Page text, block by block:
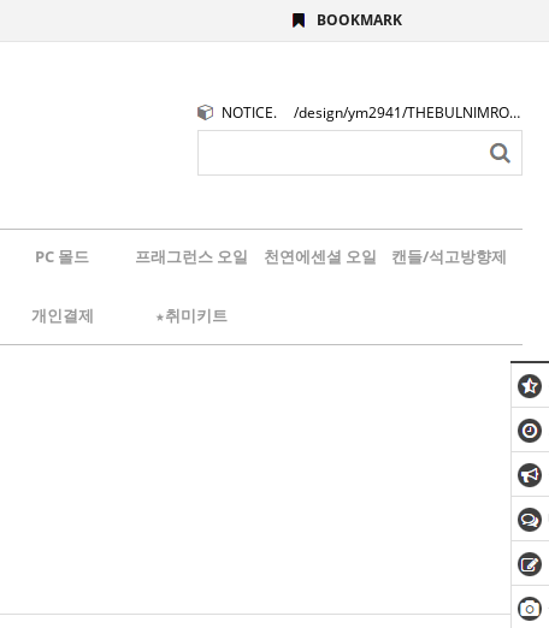
BOOKMARK
NOTICE. /design/ym2941/THEBULNIMROGO.png
PC 몰드 프래그런스 오일 천연에센셜 오일 캔들/석고방향제
개인결제 ★취미키트